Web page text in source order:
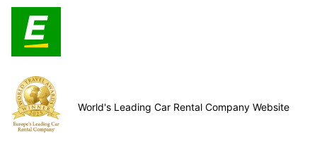
World's Leading Car Rental Company Website